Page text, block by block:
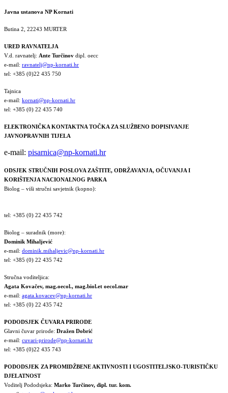
Javna ustanova NP Kornati
Butina 2, 22243 MURTER
URED RAVNATELJA
V.d. ravnatelj: Ante Turčinov dipl. oecc
e-mail: ravnatelj@np-kornati.hr
tel: +385 (0)22 435 750
Tajnica
e-mail: kornati@np-kornati.hr
tel: +385 (0) 22 435 740
ELEKTRONIČKA KONTAKTNA TOČKA ZA SLUŽBENO DOPISIVANJE
JAVNOPRAVNIH TIJELA
e-mail: pisarnica@np-kornati.hr
ODSJEK STRUČNIH POSLOVA ZAŠTITE, ODRŽAVANJA, OČUVANJA I
KORIŠTENJA NACIONALNOG PARKA
Biolog – viši stručni savjetnik (kopno):
tel: +385 (0) 22 435 742
Biolog – suradnik (more):
Dominik Mihaljević
e-mail: dominik.mihaljevic@np-kornati.hr
tel: +385 (0) 22 435 742
Stručna voditeljica:
Agata Kovačev, mag.oecol., mag.biol.et oecol.mar
e-mail: agata.kovacev@np-kornati.hr
tel: +385 (0) 22 435 742
PODODSJEK ČUVARA PRIRODE
Glavni čuvar prirode: Dražen Dobrić
e-mail: cuvari-prirode@np-kornati.hr
tel: +385 (0)22 435 743
PODODSJEK ZA PROMIDŽBENE AKTIVNOSTI I UGOSTITELJSKO-TURISTIČKU
DJELATNOST
Voditelj Pododsjeka: Marko Turčinov, dipl. tur. kom.